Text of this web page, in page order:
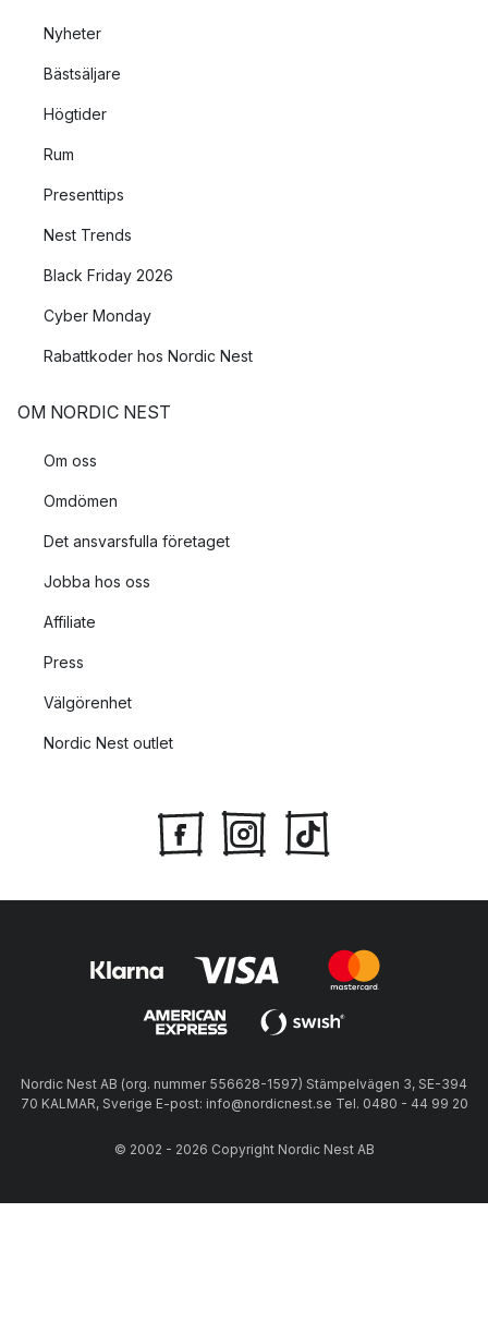
Nyheter
Bästsäljare
Högtider
Rum
Presenttips
Nest Trends
Black Friday 2026
Cyber Monday
Rabattkoder hos Nordic Nest
OM NORDIC NEST
Om oss
Omdömen
Det ansvarsfulla företaget
Jobba hos oss
Affiliate
Press
Välgörenhet
Nordic Nest outlet
Nordic Nest AB (org. nummer 556628-1597) Stämpelvägen 3, SE-394
70 KALMAR, Sverige E-post: info@nordicnest.se Tel. 0480 - 44 99 20
© 2002 - 2026 Copyright Nordic Nest AB